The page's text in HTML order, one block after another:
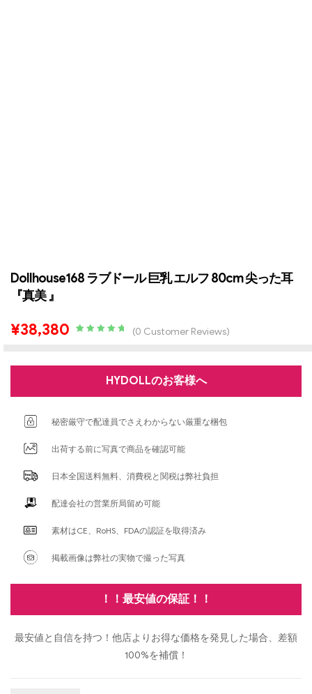
Dollhouse168 ラブドール 巨乳 エルフ 80cm 尖った耳
『真美 』
¥38,380 (0 Customer Reviews)
HYDOLLのお客様へ
秘密厳守で配達員でさえわからない厳重な梱包
出荷する前に写真で商品を確認可能
日本全国送料無料、消費税と関税は弊社負担
配達会社の営業所局留め可能
素材はCE、RoHS、FDAの認証を取得済み
掲載画像は弊社の実物で撮った写真
！！最安値の保証！！
最安値と自信を持つ！他店よりお得な価格を発見した場合、差額
100%を補償！